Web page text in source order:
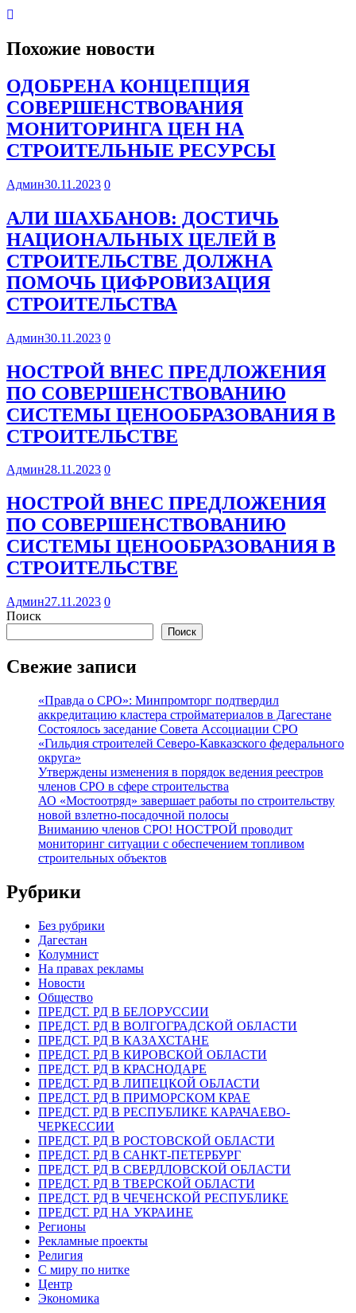
Похожие новости
ОДОБРЕНА КОНЦЕПЦИЯ
СОВЕРШЕНСТВОВАНИЯ
МОНИТОРИНГА ЦЕН НА
СТРОИТЕЛЬНЫЕ РЕСУРСЫ
Админ30.11.2023 0
АЛИ ШАХБАНОВ: ДОСТИЧЬ
НАЦИОНАЛЬНЫХ ЦЕЛЕЙ В
СТРОИТЕЛЬСТВЕ ДОЛЖНА
ПОМОЧЬ ЦИФРОВИЗАЦИЯ
СТРОИТЕЛЬСТВА
Админ30.11.2023 0
НОСТРОЙ ВНЕС ПРЕДЛОЖЕНИЯ
ПО СОВЕРШЕНСТВОВАНИЮ
СИСТЕМЫ ЦЕНООБРАЗОВАНИЯ В
СТРОИТЕЛЬСТВЕ
Админ28.11.2023 0
НОСТРОЙ ВНЕС ПРЕДЛОЖЕНИЯ
ПО СОВЕРШЕНСТВОВАНИЮ
СИСТЕМЫ ЦЕНООБРАЗОВАНИЯ В
СТРОИТЕЛЬСТВЕ
Админ27.11.2023 0
Поиск
Поиск
Свежие записи
«Правда о СРО»: Минпромторг подтвердил
аккредитацию кластера стройматериалов в Дагестане
Состоялось заседание Совета Ассоциации СРО
«Гильдия строителей Северо-Кавказского федерального
округа»
Утверждены изменения в порядок ведения реестров
членов СРО в сфере строительства
АО «Мостоотряд» завершает работы по строительству
новой взлетно-посадочной полосы
Вниманию членов СРО! НОСТРОЙ проводит
мониторинг ситуации с обеспечением топливом
строительных объектов
Рубрики
Без рубрики
Дагестан
Колумнист
На правах рекламы
Новости
Общество
ПРЕДСТ. РД В БЕЛОРУССИИ
ПРЕДСТ. РД В ВОЛГОГРАДСКОЙ ОБЛАСТИ
ПРЕДСТ. РД В КАЗАХСТАНЕ
ПРЕДСТ. РД В КИРОВСКОЙ ОБЛАСТИ
ПРЕДСТ. РД В КРАСНОДАРЕ
ПРЕДСТ. РД В ЛИПЕЦКОЙ ОБЛАСТИ
ПРЕДСТ. РД В ПРИМОРСКОМ КРАЕ
ПРЕДСТ. РД В РЕСПУБЛИКЕ КАРАЧАЕВО-
ЧЕРКЕССИИ
ПРЕДСТ. РД В РОСТОВСКОЙ ОБЛАСТИ
ПРЕДСТ. РД В САНКТ-ПЕТЕРБУРГ
ПРЕДСТ. РД В СВЕРДЛОВСКОЙ ОБЛАСТИ
ПРЕДСТ. РД В ТВЕРСКОЙ ОБЛАСТИ
ПРЕДСТ. РД В ЧЕЧЕНСКОЙ РЕСПУБЛИКЕ
ПРЕДСТ. РД НА УКРАИНЕ
Регионы
Рекламные проекты
Религия
С миру по нитке
Центр
Экономика